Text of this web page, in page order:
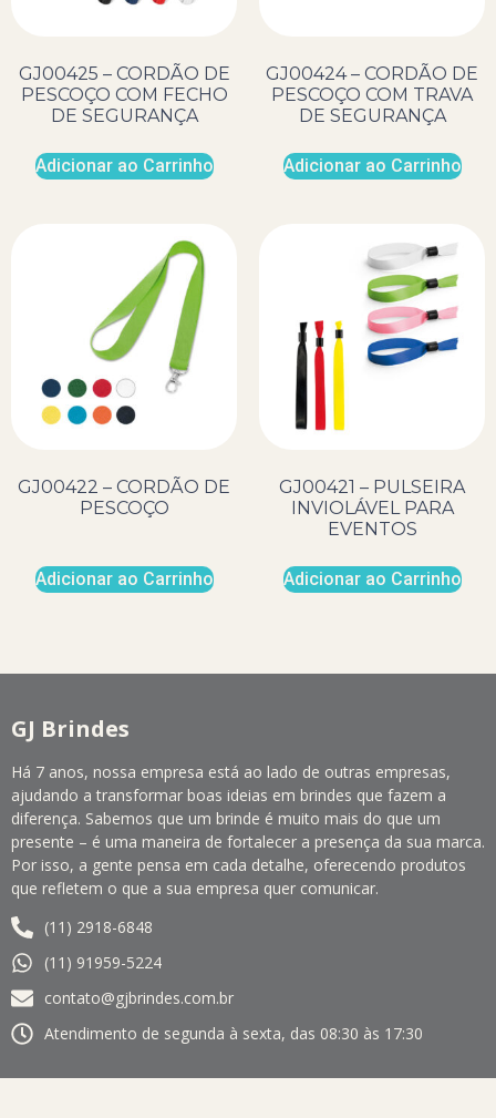
GJ00425 – CORDÃO DE
PESCOÇO COM FECHO
DE SEGURANÇA
Adicionar ao Carrinho
GJ00424 – CORDÃO DE
PESCOÇO COM TRAVA
DE SEGURANÇA
Adicionar ao Carrinho
GJ00422 – CORDÃO DE
PESCOÇO
Adicionar ao Carrinho
GJ00421 – PULSEIRA
INVIOLÁVEL PARA
EVENTOS
Adicionar ao Carrinho
GJ Brindes
Há 7 anos, nossa empresa está ao lado de outras empresas,
ajudando a transformar boas ideias em brindes que fazem a
diferença. Sabemos que um brinde é muito mais do que um
presente – é uma maneira de fortalecer a presença da sua marca.
Por isso, a gente pensa em cada detalhe, oferecendo produtos
que refletem o que a sua empresa quer comunicar.
(11) 2918-6848
(11) 91959-5224
contato@gjbrindes.com.br
Atendimento de segunda à sexta, das 08:30 às 17:30